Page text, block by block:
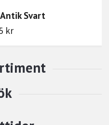
Svart
kr